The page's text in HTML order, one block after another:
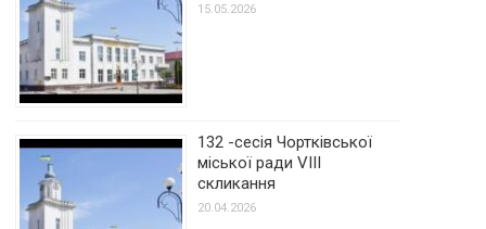
15.05.2026
132 -сесія Чортківської
міської ради VIII
скликання
20.04.2026